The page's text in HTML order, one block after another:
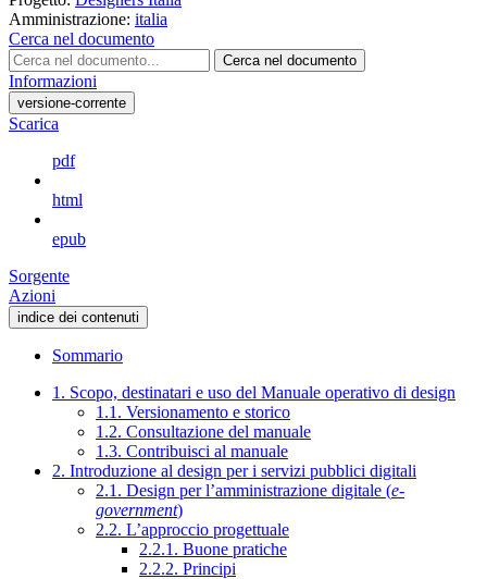
Amministrazione: italia
Cerca nel documento
Cerca nel documento
Informazioni
versione-corrente
Scarica
pdf
html
epub
Sorgente
Azioni
indice dei contenuti
Sommario
1. Scopo, destinatari e uso del Manuale operativo di design
1.1. Versionamento e storico
1.2. Consultazione del manuale
1.3. Contribuisci al manuale
2. Introduzione al design per i servizi pubblici digitali
2.1. Design per l’amministrazione digitale (e-
government)
2.2. L’approccio progettuale
2.2.1. Buone pratiche
2.2.2. Principi